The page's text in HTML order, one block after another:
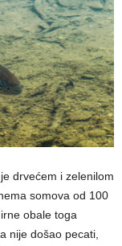
drvećem i zelenilom
somova od 100
obale toga
nije došao pecati,